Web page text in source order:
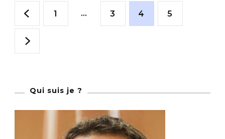
Pagination
des
publications
Page
1 … Page
3 Page
4 Page
5
Qui suis je ?